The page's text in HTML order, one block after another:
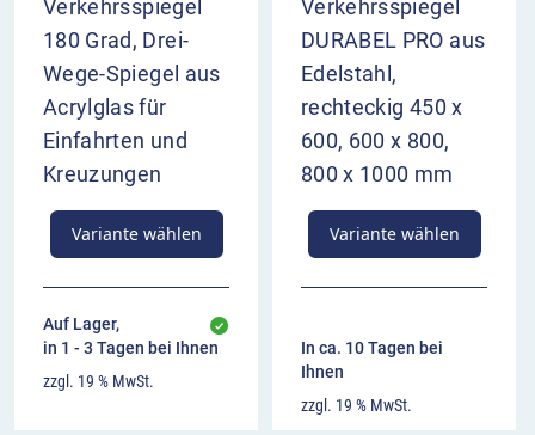
Verkehrsspiegel
180 Grad, Drei-
Wege-Spiegel aus
Acrylglas für
Einfahrten und
Kreuzungen
Variante wählen
Auf Lager,
in 1 - 3 Tagen bei Ihnen
zzgl. 19 % MwSt.
Verkehrsspiegel
DURABEL PRO aus
Edelstahl,
rechteckig 450 x
600, 600 x 800,
800 x 1000 mm
Variante wählen
In ca. 10 Tagen bei
Ihnen
zzgl. 19 % MwSt.